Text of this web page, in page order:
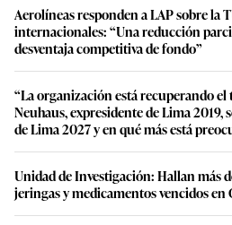
Aerolíneas responden a LAP sobre la
internacionales: “Una reducción
desventaja competitiva de fondo”
“La organización está recuperando
Neuhaus, expresidente de Lima 2019,
de Lima 2027 y en qué más está
Unidad de Investigación: Hallan más
jeringas y medicamentos vencidos en